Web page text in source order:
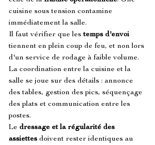
cuisine sous tension contamine
immédiatement la salle.
Il faut vérifier que les temps d'envoi
tiennent en plein coup de feu, et non lors
d'un service de rodage à faible volume.
La coordination entre la cuisine et la
salle se joue sur des détails : annonce
des tables, gestion des pics, séquençage
des plats et communication entre les
postes.
Le dressage et la régularité des
assiettes doivent rester identiques au